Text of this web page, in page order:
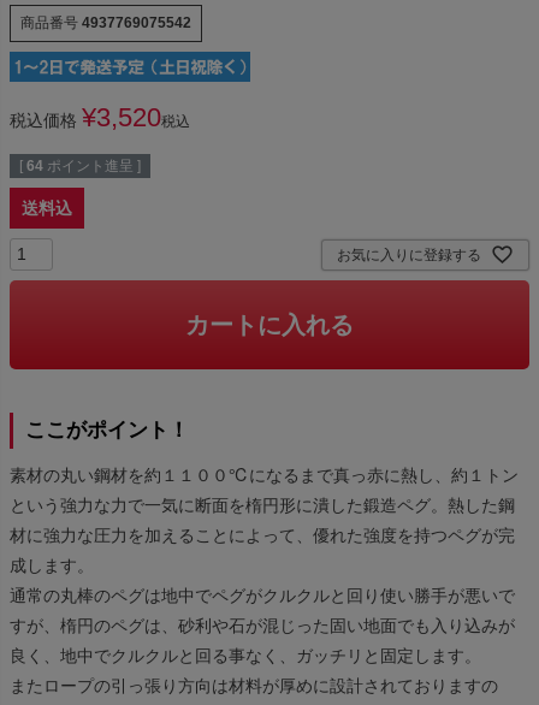
商品番号 4937769075542
税込価格 ¥3,520税込
[ 64 ポイント進呈 ]
送料込
お気に入りに登録する
カートに入れる
ここがポイント！
素材の丸い鋼材を約１１００℃になるまで真っ赤に熱し、約１トン
という強力な力で一気に断面を楕円形に潰した鍛造ペグ。熱した鋼
材に強力な圧力を加えることによって、優れた強度を持つペグが完
成します。
通常の丸棒のペグは地中でペグがクルクルと回り使い勝手が悪いで
すが、楕円のペグは、砂利や石が混じった固い地面でも入り込みが
良く、地中でクルクルと回る事なく、ガッチリと固定します。
またロープの引っ張り方向は材料が厚めに設計されておりますの